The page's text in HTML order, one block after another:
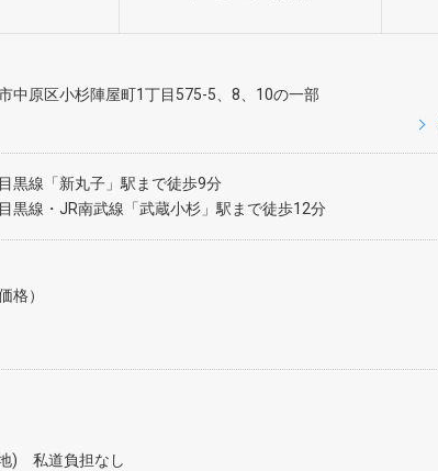
中原区小杉陣屋町1丁目575-5、8、10の一部
黒線「新丸子」駅まで徒歩9分
黒線・JR南武線「武蔵小杉」駅まで徒歩12分
格）
) 私道負担なし